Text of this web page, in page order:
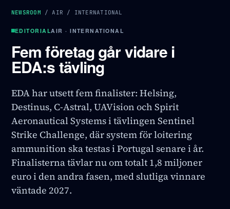
NEWSROOM /AIR / INTERNATIONAL
EDITORIALAIR · INTERNATIONAL
Fem företag går vidare i
EDA:s tävling
EDA har utsett fem finalister: Helsing,
Destinus, C-Astral, UAVision och Spirit
Aeronautical Systems i tävlingen Sentinel
Strike Challenge, där system för loitering
ammunition ska testas i Portugal senare i år.
Finalisterna tävlar nu om totalt 1,8 miljoner
euro i den andra fasen, med slutliga vinnare
väntade 2027.